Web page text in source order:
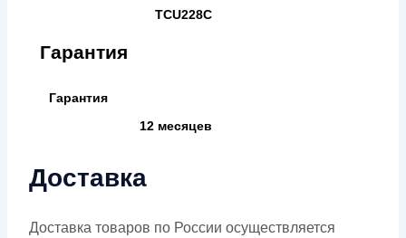
TCU228C
Гарантия
Гарантия
12 месяцев
Доставка
Доставка товаров по России осуществляется